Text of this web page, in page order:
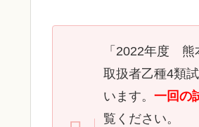
「2022年度 熊
取扱者乙種4類
います。 一回の
覧ください。